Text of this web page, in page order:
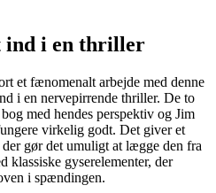
ind i en thriller
et fænomenalt arbejde med denne
i en nervepirrende thriller. De to
med hendes perspektiv og Jim
virkelig godt. Det giver et
gør det umuligt at lægge den fra
klassiske gyserelementer, der
i spændingen.